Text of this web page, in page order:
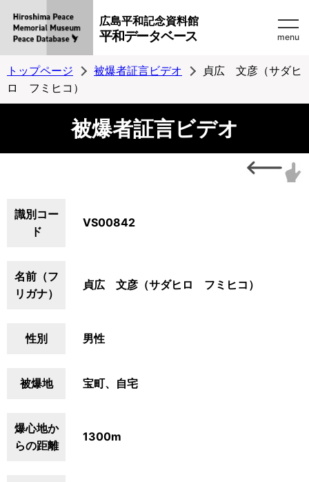
広島平和記念資料館
平和データベース menu
トップページ 被爆者証言ビデオ
貞広 文彦（サダヒ
ロ フミヒコ）
被爆者証言ビデオ
識別コー
ド
VS00842
名前（フ
リガナ）
貞広 文彦（サダヒロ フミヒコ）
性別 男性
被爆地 宝町、自宅
爆心地か
らの距離
1300m